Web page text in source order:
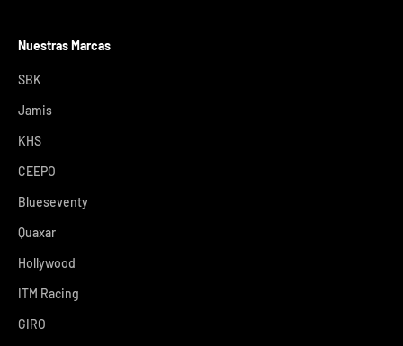
Nuestras Marcas
SBK
Jamis
KHS
CEEPO
Blueseventy
Quaxar
Hollywood
ITM Racing
GIRO